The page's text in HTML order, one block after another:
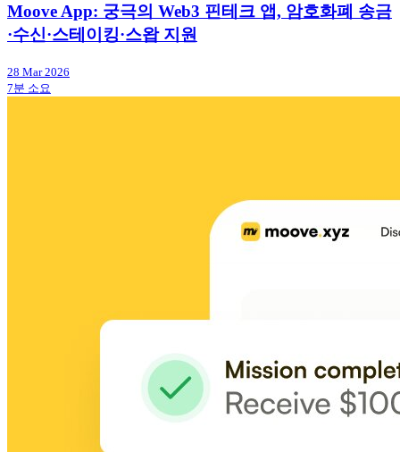
Moove App: 궁극의 Web3 핀테크 앱, 암호화폐 송금
·수신·스테이킹·스왑 지원
28 Mar 2026
7분 소요